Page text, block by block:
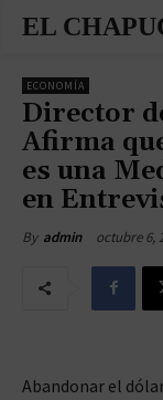
EL
ECONOMÍA
Director
Afirma
es una
en
By admin octubre 6,
Abandonar el